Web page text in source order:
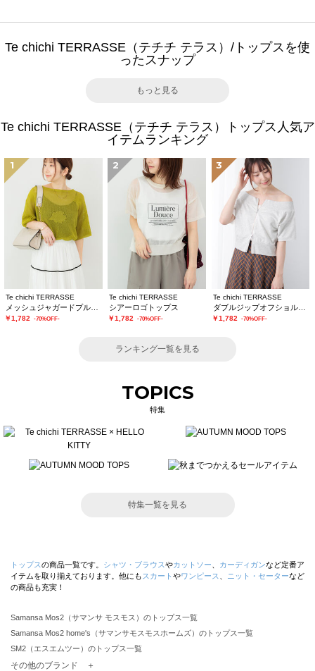
Te chichi TERRASSE（テチチ テラス）/トップスを使
ったスナップ
もっと見る
Te chichi TERRASSE（テチチ テラス）トップス人気ア
イテムランキング
1
Te chichi TERRASSE
￥1,782 -70%OFF-
2
Te chichi TERRASSE
シアーロゴトップス
￥1,782 -70%OFF-
3
Te chichi TERRASSE
ダブルジップオフショルカットトップス
￥1,782 -70%OFF-
ランキング一覧を見る
TOPICS
特集
特集一覧を見る
トップスの商品一覧です。 シャツ・ブラウスやカットソー カーディガンなど定番ア
イテムを取り揃えております。他にも スカート やワンピース ニット・セーターなど
の商品も充実！
Samansa Mos2（サマンサ モスモス）のトップス一覧
Samansa Mos2 home's（サマンサモスモスホームズ）のトップス一覧
SM2（エスエムツー）のトップス一覧
TSUHARU by Samansa Mos2（ツハルバイサマンサモスモス）のトップス一覧
その他のブランド ＋